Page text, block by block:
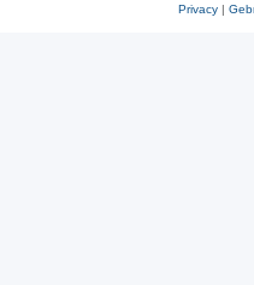
Privacy |